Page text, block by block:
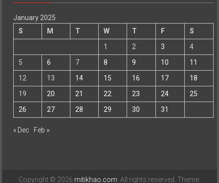
January 2025
S
M T W T F
S
1
2 3
4
5
6 7 8 9 10
11
12
13 14 15 16 17
18
19
20 21 22 23 24
25
26
27 28 29 30 31
« Dec Feb »
Copyright © 2026 mitikhao.com. All rights reserved. Theme: